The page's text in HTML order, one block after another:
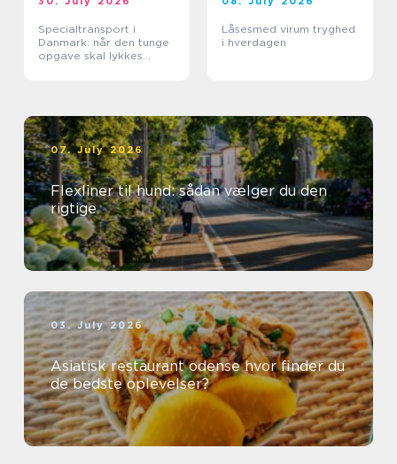
Specialtransport i
Danmark: når den tunge
opgave skal lykkes
Låsesmed virum tryghed
i hverdagen
07. July 2026
Flexliner til hund: sådan vælger du den
rigtige
03. July 2026
Asiatisk restaurant odense hvor finder du
de bedste oplevelser?